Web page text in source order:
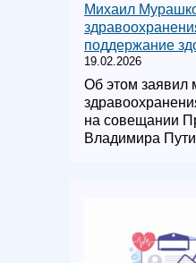
Михаил
поддержание
19.02.2026
Об этом заявил
на совещании
Владимира